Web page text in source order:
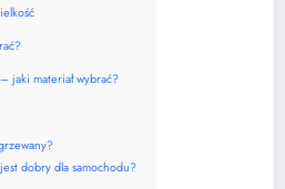
jaki materiał wybrać?
dobry dla samochodu?